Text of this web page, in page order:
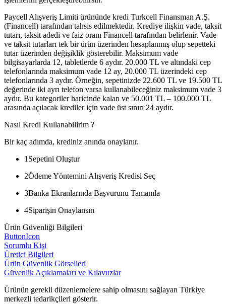
Paycell Alışveriş Limiti ürününde kredi Turkcell Finansman A.Ş.
(Financell) tarafından tahsis edilmektedir. Krediye ilişkin vade, taksit
tutarı, taksit adedi ve faiz oranı Financell tarafından belirlenir. Vade
ve taksit tutarları tek bir ürün üzerinden hesaplanmış olup sepetteki
tutar üzerinden değişiklik gösterebilir. Maksimum vade
bilgisayarlarda 12, tabletlerde 6 aydır. 20.000 TL ve altındaki cep
telefonlarında maksimum vade 12 ay, 20.000 TL üzerindeki cep
telefonlarında 3 aydır. Örneğin, sepetinizde 22.600 TL ve 19.500 TL
değerinde iki ayrı telefon varsa kullanabileceğiniz maksimum vade 3
aydır. Bu kategoriler haricinde kalan ve 50.001 TL – 100.000 TL
arasında açılacak krediler için vade üst sınırı 24 aydır.
Nasıl Kredi Kullanabilirim ?
Bir kaç adımda, krediniz anında onaylanır.
1 Sepetini Oluştur
2Ödeme Yöntemini Alışveriş Kredisi Seç
3Banka Ekranlarında Başvurunu Tamamla
4Siparişin Onaylansın
Ürün Güvenliği Bilgileri
ButtonIcon
Sorumlu Kişi
Üretici Bilgileri
Ürün Güvenlik Görselleri
Güvenlik Açıklamaları ve Kılavuzlar
Ürünün gerekli düzenlemelere sahip olmasını sağlayan Türkiye
merkezli tedarikçileri gösterir.